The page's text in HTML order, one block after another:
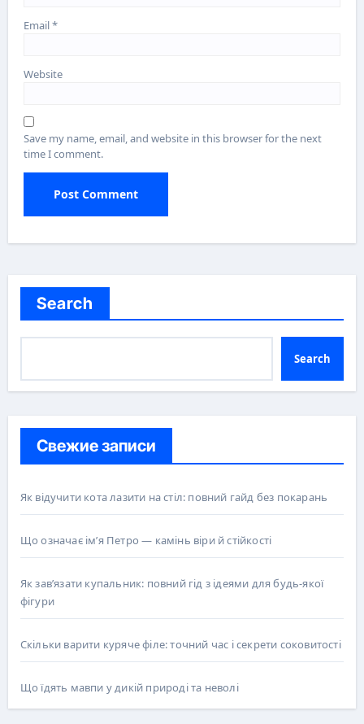
Email*
Website
Save my name, email, and website in this browser for the next
time I comment.
Search
Search
Свежие записи
Як відучити кота лазити на стіл: повний гайд без покарань
Що означає ім’я Петро — камінь віри й стійкості
Як зав’язати купальник: повний гід з ідеями для будь-якої
фігури
Скільки варити куряче філе: точний час і секрети соковитості
Що їдять мавпи у дикій природі та неволі